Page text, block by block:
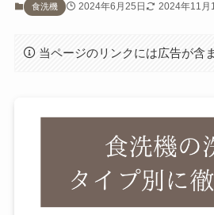
食洗機 2024年6月25日 2024年11月
当ページのリンクには広告が含